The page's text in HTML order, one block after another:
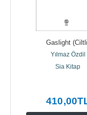
Gaslight
Yılmaz Özdil
Sia Kitap
410,00